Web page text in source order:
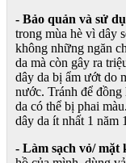
- Bảo quản và sử
trong mùa hè vì dây
không những ngăn
da mà còn gây ra
dây da bị ẩm ướt do
nước. Tránh để đồng
da có thể bị phai
dây da ít nhất 1 năm
- Làm sạch vỏ/ mặt